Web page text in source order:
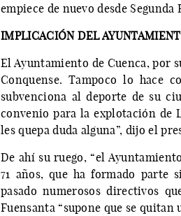
empiece de nuevo desde Segunda
IMPLICACIÓN DEL
El Ayuntamiento de Cuenca, por
Conquense. Tampoco lo hace
subvenciona al deporte de su
convenio para la explotación de
les quepa duda alguna”, dijo el
De ahí su ruego, “el
71 años, que ha formado parte
pasado numerosos directivos
Fuensanta “supone que se